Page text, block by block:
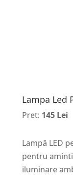
Lampa Led
Pret: 145 Lei
Lampă LED
pentru
iluminare